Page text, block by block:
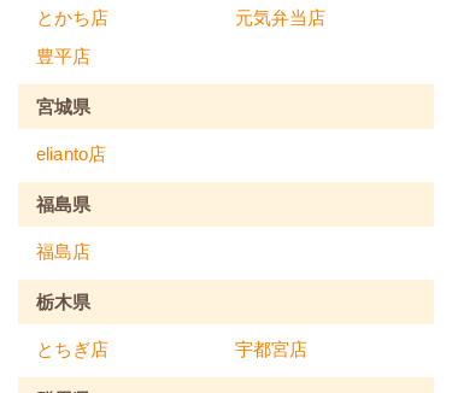
とかち店
元気弁当店
豊平店
宮城県
elianto店
福島県
福島店
栃木県
とちぎ店 宇都宮店